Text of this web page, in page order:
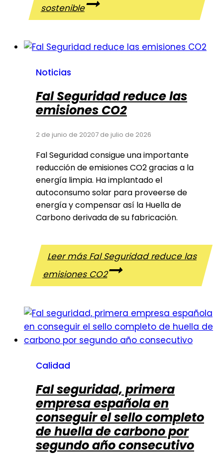
sostenible
Noticias
Fal Seguridad reduce las
emisiones CO2
2 de junio de 20207 de julio de 2026
Fal Seguridad consigue una importante
reducción de emisiones CO2 gracias a la
energía limpia. Ha implantado el
autoconsumo solar para proveerse de
energía y compensar así la Huella de
Carbono derivada de su fabricación.
Leer másFal Seguridad reduce las
emisiones CO2
Calidad
Fal seguridad, primera
empresa española en
conseguir el sello completo
de huella de carbono por
segundo año consecutivo